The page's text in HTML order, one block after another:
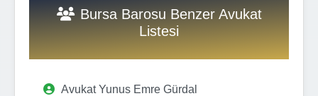
Bursa Barosu Benzer Avukat
Listesi
Avukat Yunus Emre Gürdal